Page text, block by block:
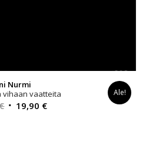
Nurmi
vihaan vaatteita
Alkuperäinen
19,90 €Nykyinen
Ale!